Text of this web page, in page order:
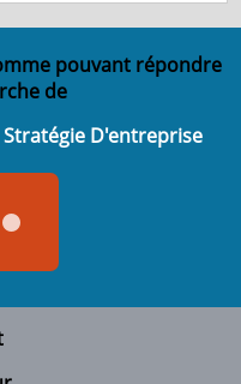
pouvant répondre
de
D'entreprise